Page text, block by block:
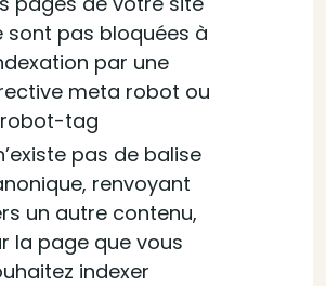
sont pas bloquées à
par une
meta robot ou
tag
pas de balise
renvoyant
un autre contenu,
la page que vous
indexer